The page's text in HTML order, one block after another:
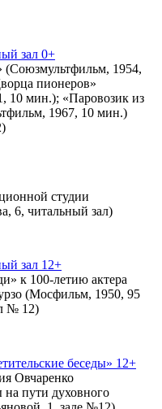
зал 0+
1954,
пионеров»
10 мин.); «Паровозик из
1967, 10 мин.)
студии
6, читальный зал)
зал 12+
к 100-летию актера
(Мосфильм, 1950, 95
№ 12)
беседы» 12+
Овчаренко
на пути духовного